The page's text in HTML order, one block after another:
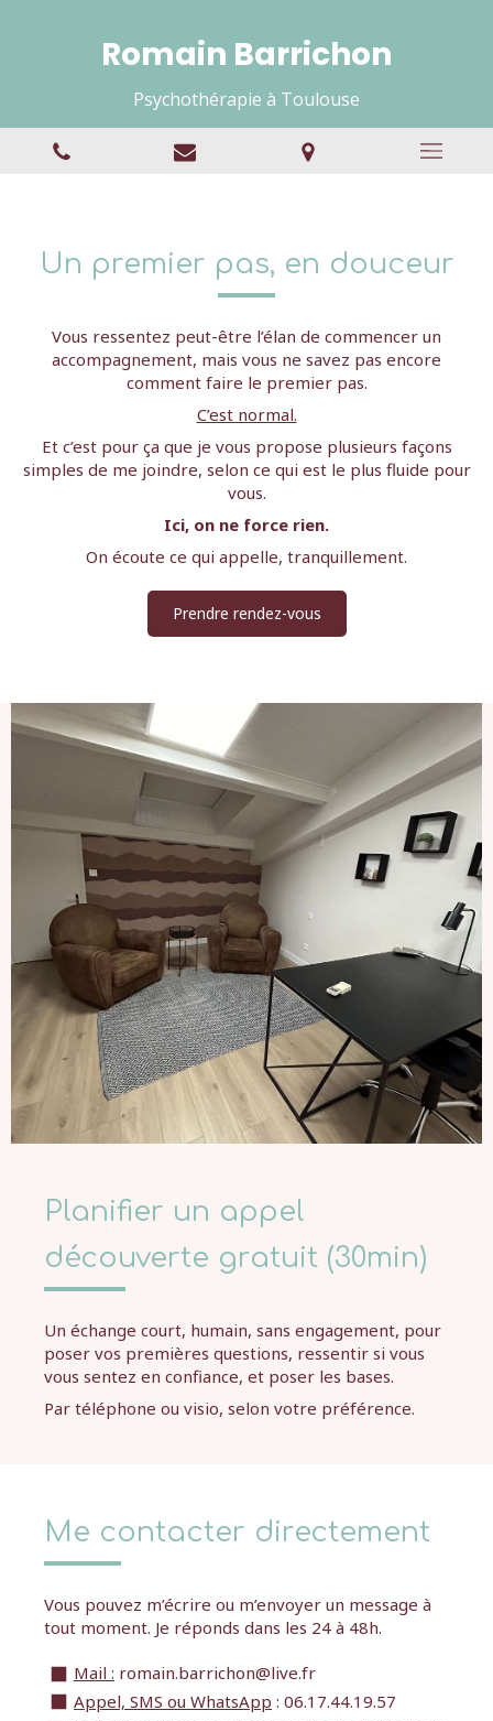
Romain Barrichon
Psychothérapie à Toulouse
Un premier pas, en douceur
Vous ressentez peut-être l’élan de commencer un
accompagnement, mais vous ne savez pas encore
comment faire le premier pas.
C’est normal.
Et c’est pour ça que je vous propose plusieurs façons
simples de me joindre, selon ce qui est le plus fluide pour
vous.
Ici, on ne force rien.
On écoute ce qui appelle, tranquillement.
Prendre rendez-vous
Planifier un appel
découverte gratuit (30min)
Un échange court, humain, sans engagement, pour
poser vos premières questions, ressentir si vous
vous sentez en confiance, et poser les bases.
️Par téléphone ou visio, selon votre préférence.
Me contacter directement
Vous pouvez m’écrire ou m’envoyer un message à
tout moment. Je réponds dans les 24 à 48h.
Mail : romain.barrichon@live.fr
Appel, SMS ou WhatsApp : 06.17.44.19.57